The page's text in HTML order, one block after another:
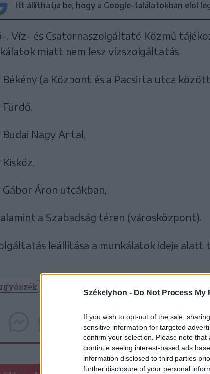
Székelyhon - Do Not Process My
If you wish to opt-out of the sale,
sensitive information for targeted
confirm your selection. Please note
continue seeing interest-based ads
information disclosed to third parties
further disclosure of your personal
Itt állíthatja be, hogy a Google-találatokban elöl
, Víz- és Csatornaszolgáltató Közmű
miatt nem lesz vízszolgáltatás
Békény (a Központ és a Pacsirta utca
Fürdő,
Budai Nagy Antal,
Kisköz,
Gábor Áron utcákban,
a Szabadság téren (városközpont).
leállítása a munkálatok ideje alatt